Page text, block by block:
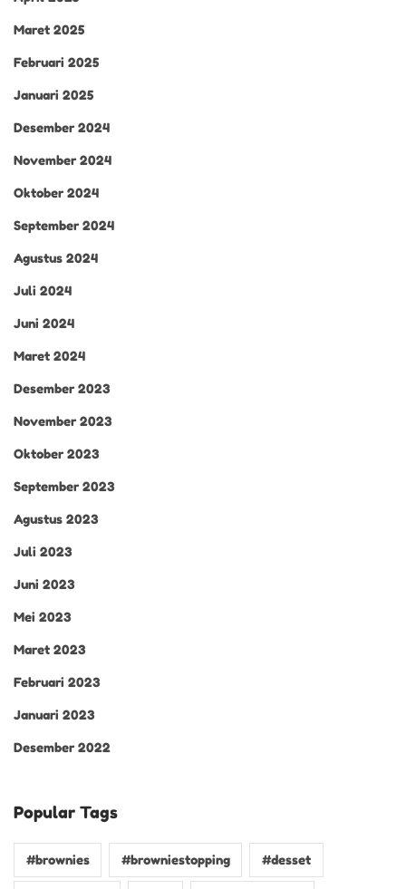
Maret 2025
Februari 2025
Januari 2025
Desember 2024
November 2024
Oktober 2024
September 2024
Agustus 2024
Juli 2024
Juni 2024
Maret 2024
Desember 2023
November 2023
Oktober 2023
September 2023
Agustus 2023
Juli 2023
Juni 2023
Mei 2023
Maret 2023
Februari 2023
Januari 2023
Desember 2022
Popular Tags
#brownies #browniestopping #desset